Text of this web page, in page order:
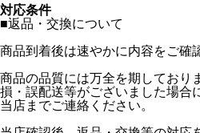
対応条件
■返品・交換について
商品到着後は速やかに内容をご確
商品の品質には万全を期しており
損・誤配送等がございました場合
当店までご連絡ください。